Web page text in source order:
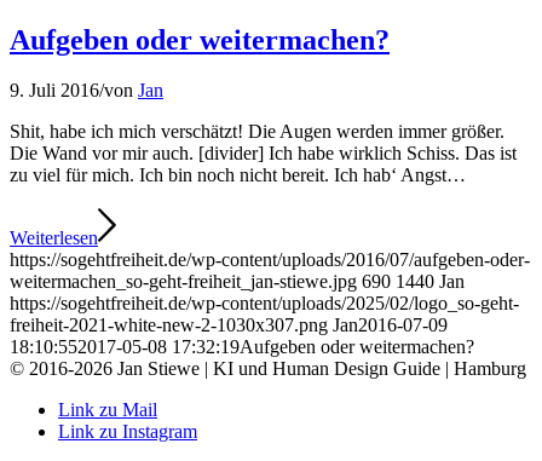
Aufgeben oder weitermachen?
9. Juli 2016/von Jan
Shit, habe ich mich verschätzt! Die Augen werden immer größer.
Die Wand vor mir auch. [divider] Ich habe wirklich Schiss. Das ist
zu viel für mich. Ich bin noch nicht bereit. Ich hab‘ Angst…
Weiterlesen
https://sogehtfreiheit.de/wp-content/uploads/2016/07/aufgeben-oder-
weitermachen_so-geht-freiheit_jan-stiewe.jpg 690 1440 Jan
https://sogehtfreiheit.de/wp-content/uploads/2025/02/logo_so-geht-
freiheit-2021-white-new-2-1030x307.png Jan2016-07-09
18:10:552017-05-08 17:32:19Aufgeben oder weitermachen?
© 2016-2026 Jan Stiewe | KI und Human Design Guide | Hamburg
Link zu Mail
Link zu Instagram